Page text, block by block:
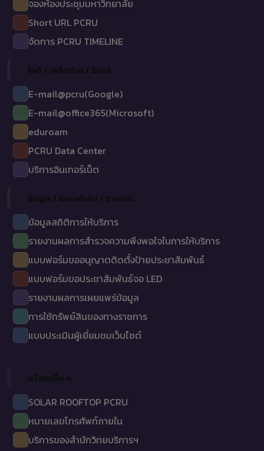
จองห้องประชุมมหาวิทยาลัย
Short URL PCRU
จัดการ PCRU TIMELINE
ไอที / เครือข่าย / อีเมล
E-mail@pcru(Google)
E-mail@office365(Microsoft)
eduroam
PCRU Data Center
บริการอินเทอร์เน็ต
ข้อมูล / แบบฟอร์ม / รายงาน
ข้อมูลสถิติการให้บริการ
รายงานผลการสำรวจความพึงพอใจในการให้บริการ
แบบฟอร์มขออนุญาตติดตั้งป้ายประชาสัมพันธ์
แบบฟอร์มขอประชาสัมพันธ์จอ LED
รายงานผลการเผยแพร่ข้อมูล
การใช้ทรัพย์สินของทางราชการ
แบบประเมินผู้เยี่ยมชมเว็บไซต์
บริการอื่น ๆ
SOLAR ROOFTOP PCRU
หมายเลขโทรศัพท์ภายใน
บริการของสำนักวิทยบริการฯ